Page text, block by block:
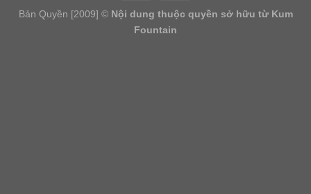
Bản Quyền [2009] © Nội dung thuộc quyền sở hữu từ Kum
Fountain